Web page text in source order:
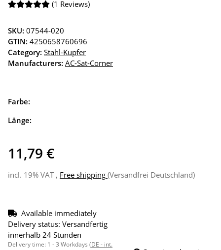
(1 Reviews)
SKU: 07544-020
GTIN: 4250658760696
Category: Stahl-Kupfer
Manufacturers: AC-Sat-Corner
Farbe:
Länge:
11,79 €
incl. 19% VAT , Free shipping (Versandfrei Deutschland)
Available immediately
Delivery status: Versandfertig
innerhalb 24 Stunden
Delivery time: 1 - 3 Workdays (DE - int.